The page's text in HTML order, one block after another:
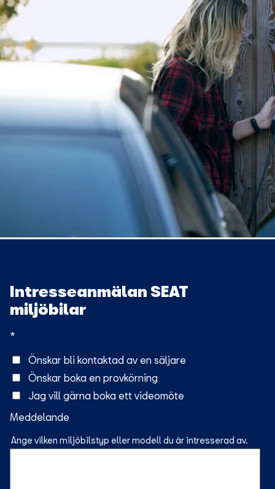
Intresseanmälan SEAT
miljöbilar
*
Önskar bli kontaktad av en säljare
Önskar boka en provkörning
Jag vill gärna boka ett videomöte
Meddelande
Ange vilken miljöbilstyp eller modell du är intresserad av.